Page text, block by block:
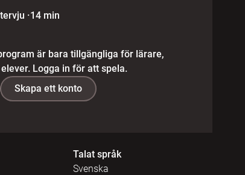
·14 min
är bara tillgängliga för lärare,
Logga in för att spela.
Skapa ett konto
Talat språk
Svenska